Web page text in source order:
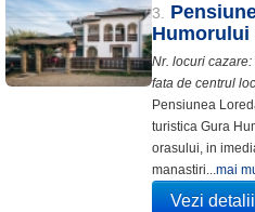
3.
Humorului
Nr. locuri cazare:
fata de centrul
Pensiunea
turistica Gura
orasului, in
manastiri...mai
Vezi detalii